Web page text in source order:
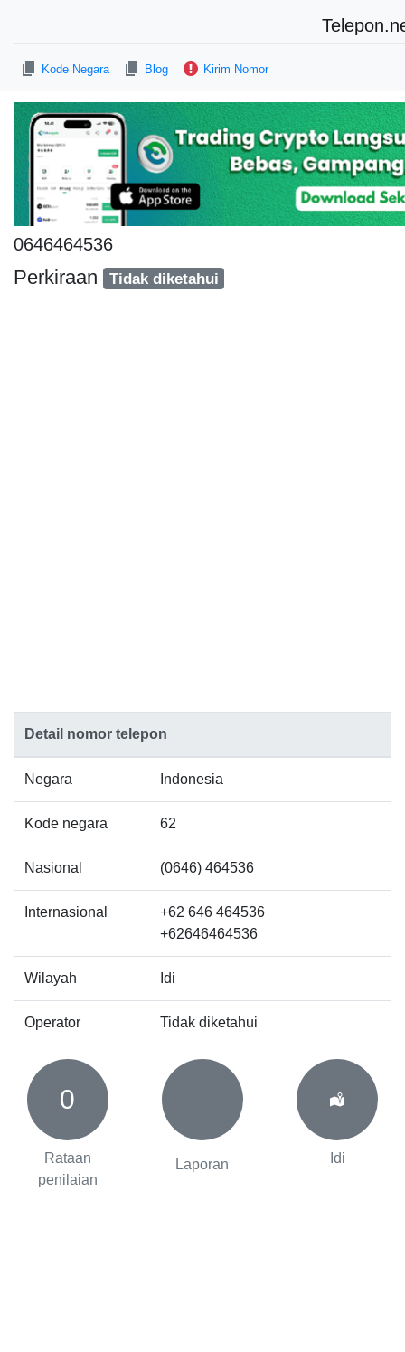
Kode Negara Blog Kirim Nomor
0646464536
Perkiraan Tidak diketahui
Detail nomor telepon
Negara Indonesia
Kode negara 62
Nasional (0646) 464536
Internasional
+62 646 464536
+62646464536
Wilayah Idi
Operator Tidak diketahui
0
Rataan
penilaian
Laporan Idi